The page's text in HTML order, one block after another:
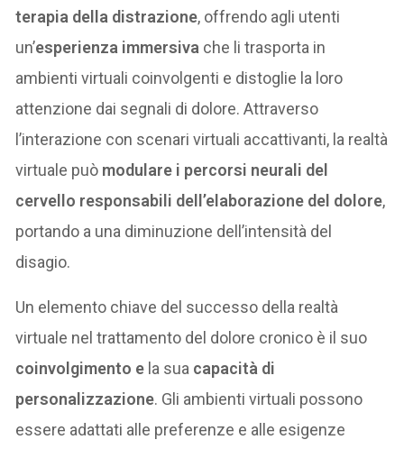
terapia della distrazione, offrendo agli utenti
un’esperienza immersiva che li trasporta in
ambienti virtuali coinvolgenti e distoglie la loro
attenzione dai segnali di dolore. Attraverso
l’interazione con scenari virtuali accattivanti, la realtà
virtuale può modulare i percorsi neurali del
cervello responsabili dell’elaborazione del dolore,
portando a una diminuzione dell’intensità del
disagio.
Un elemento chiave del successo della realtà
virtuale nel trattamento del dolore cronico è il suo
coinvolgimento e la sua capacità di
personalizzazione. Gli ambienti virtuali possono
essere adattati alle preferenze e alle esigenze